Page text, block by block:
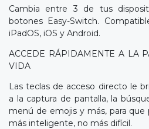
Cambia entre 3 de tus
botones Easy-Switch.
iPadOS, iOS y Android.
ACCEDE RÁPIDAMENTE A LA
VIDA
Las teclas de acceso directo le
a la captura de pantalla, la
menú de emojis y más, para que
más inteligente, no más difícil.